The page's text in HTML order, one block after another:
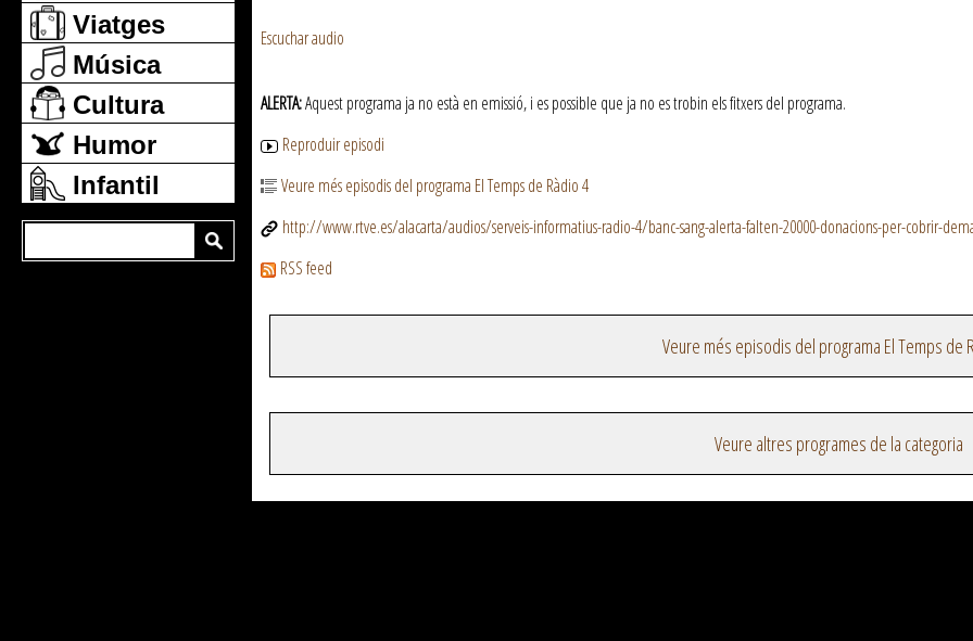
Viatges
Música
Cultura
Humor
Infantil
Escuchar audio
ALERTA:Aquest programa ja no està en emissió, i es possible que ja no es trobin els fitxers del programa.
Reproduir episodi
Veure més episodis del programa El Temps de Ràdio 4
http://www.rtve.es/alacarta/audios/serveis-informatius-radio-4/banc-sang-alerta-falten-20000-donacions-per-cobrir-
RSS feed
Veure més episodis del programa El Temps de
Veure altres programes de la categoria